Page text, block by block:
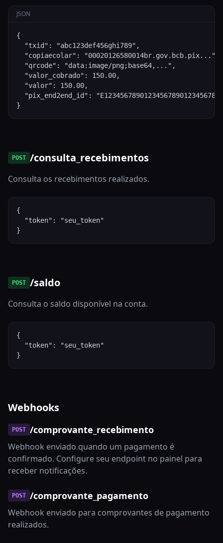
JSON
{
  "txid": "abc123def456ghi789",
  "copiaecolar": "00020126580014br.gov.bcb.pix...",
  "qrcode": "data:image/png;base64,...",
  "valor_cobrado": 150.00,
  "valor": 150.00,
"pix_end2end_id":
}
POST /consulta_recebimentos
Consulta os recebimentos realizados.
{
  "token": "seu_token"
}
POST /saldo
Consulta o saldo disponível na conta.
{
  "token": "seu_token"
}
Webhooks
POST /comprovante_recebimento
Webhook enviado quando um pagamento é
confirmado. Configure seu endpoint no painel para
receber notificações.
POST /comprovante_pagamento
Webhook enviado para comprovantes de pagamento
realizados.